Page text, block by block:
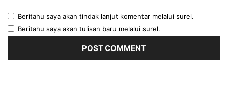
Beritahu saya akan tindak lanjut komentar melalui surel.
Beritahu saya akan tulisan baru melalui surel.